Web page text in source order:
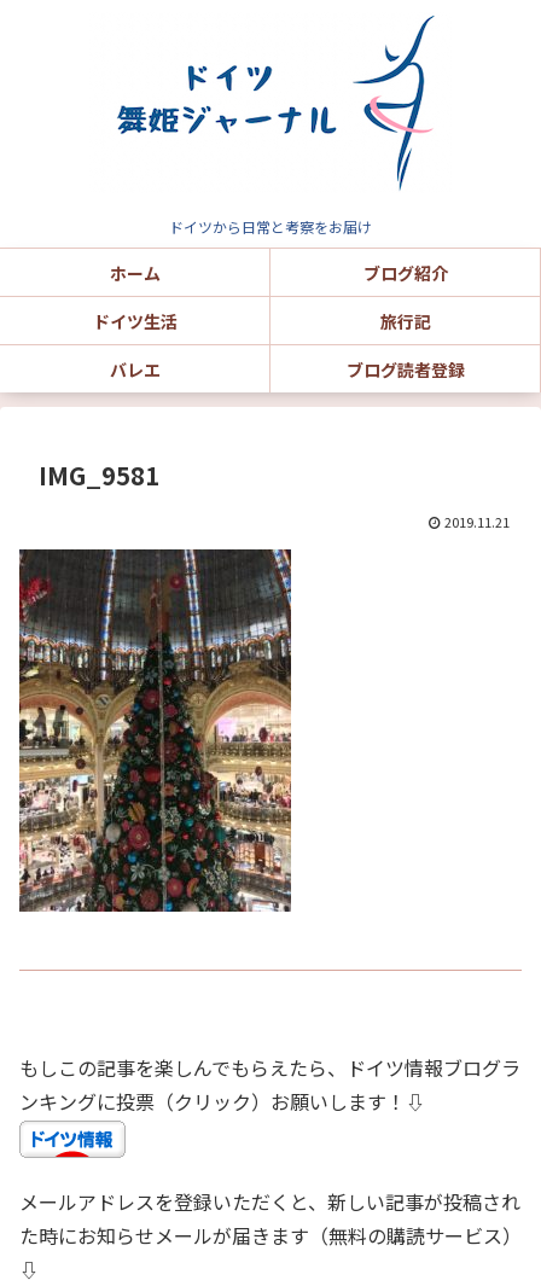
ドイツから日常と考察をお届け
ホーム
ブログ紹介
ドイツ生活
旅行記
バレエ
ブログ読者登録
IMG_9581
2019.11.21
もしこの記事を楽しんでもらえたら、ドイツ情報ブログラ
ンキングに投票（クリック）お願いします！⇩
メールアドレスを登録いただくと、新しい記事が投稿され
た時にお知らせメールが届きます（無料の購読サービス）
⇩